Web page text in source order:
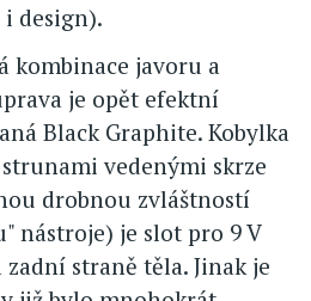
design).
kombinace javoru a
je opět efektní
Black Graphite. Kobylka
vedenými skrze
drobnou zvláštností
nástroje) je slot pro 9 V
straně těla. Jinak je